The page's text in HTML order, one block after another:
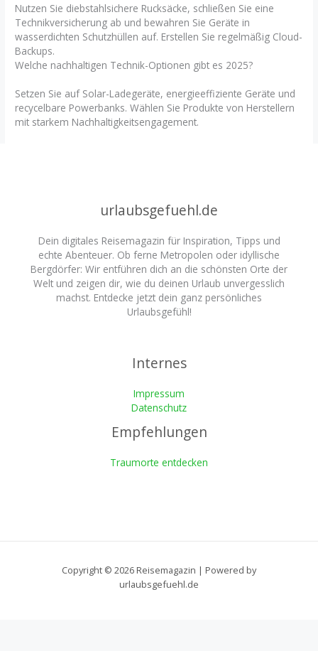
Nutzen Sie diebstahlsichere Rucksäcke, schließen Sie eine
Technikversicherung ab und bewahren Sie Geräte in
wasserdichten Schutzhüllen auf. Erstellen Sie regelmäßig Cloud-
Backups.
Welche nachhaltigen Technik-Optionen gibt es 2025?
Setzen Sie auf Solar-Ladegeräte, energieeffiziente Geräte und
recycelbare Powerbanks. Wählen Sie Produkte von Herstellern
mit starkem Nachhaltigkeitsengagement.
urlaubsgefuehl.de
Dein digitales Reisemagazin für Inspiration, Tipps und
echte Abenteuer. Ob ferne Metropolen oder idyllische
Bergdörfer: Wir entführen dich an die schönsten Orte der
Welt und zeigen dir, wie du deinen Urlaub unvergesslich
machst. Entdecke jetzt dein ganz persönliches
Urlaubsgefühl!
Internes
Impressum
Datenschutz
Empfehlungen
Traumorte entdecken
Copyright © 2026 Reisemagazin | Powered by
urlaubsgefuehl.de